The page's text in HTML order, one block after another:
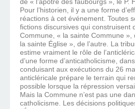
de « l’apôtre des faubourgs », le P.
Pour l’historien, il y a une forme
réactions à cet événement. Toutes
fictions discursives qui construisent
Commune, « la sainte Commune »,
la sainte Église », de l’autre. La
estime vraiment le rôle de
d’une forme d’anticatholicisme,
conduisant aux exécutions du 26
anticléricale prépare le terrain qui
possible lorsque la répression
Mais la Commune n’est pas une
catholicisme. Les décisions